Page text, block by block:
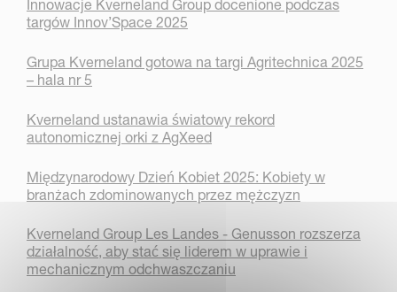
Innowacje Kverneland Group docenione podczas
targów Innov’Space 2025
Grupa Kverneland gotowa na targi Agritechnica 2025
– hala nr 5
Kverneland ustanawia światowy rekord
autonomicznej orki z AgXeed
Międzynarodowy Dzień Kobiet 2025: Kobiety w
branżach zdominowanych przez mężczyzn
Kverneland Group Les Landes - Genusson rozszerza
działalność, aby stać się liderem w uprawie i
mechanicznym odchwaszczaniu